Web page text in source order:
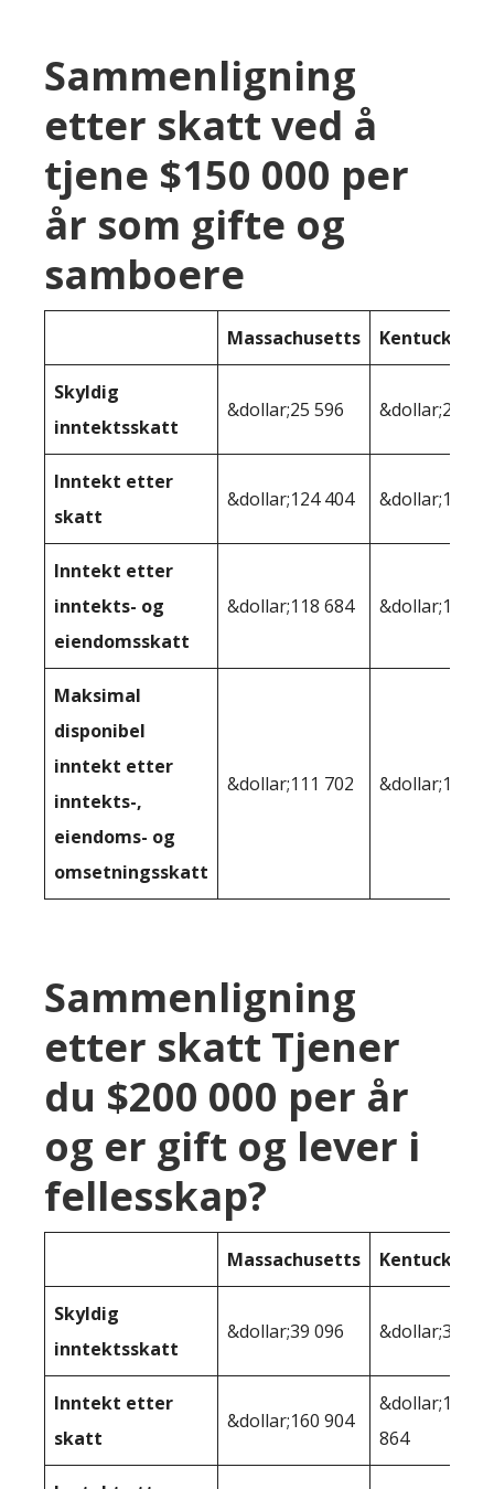
Sammenligning
etter skatt ved å
tjene $150 000 per
år som gifte og
samboere
Massachusetts Kentucky
Skyldig
inntektsskatt
&dollar;25 596 &dollar;25
Inntekt etter
skatt
&dollar;124 404 &dollar;124
Inntekt etter
inntekts- og
eiendomsskatt
&dollar;118 684
Maksimal
disponibel
inntekt etter
inntekts-,
eiendoms- og
omsetningsskatt
&dollar;111 702
Sammenligning
etter skatt Tjener
du $200 000 per år
og er gift og lever i
fellesskap?
Massachusetts Kentucky
Skyldig
inntektsskatt
&dollar;39 096
Inntekt etter
skatt
&dollar;160 904
&dollar;160
864